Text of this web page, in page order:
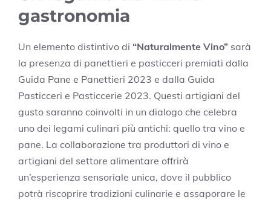
gastronomia
Un elemento distintivo di “Naturalmente Vino” sarà
la presenza di panettieri e pasticceri premiati dalla
Guida Pane e Panettieri 2023 e dalla Guida
Pasticceri e Pasticcerie 2023. Questi artigiani del
gusto saranno coinvolti in un dialogo che celebra
uno dei legami culinari più antichi: quello tra vino e
pane. La collaborazione tra produttori di vino e
artigiani del settore alimentare offrirà
un’esperienza sensoriale unica, dove il pubblico
potrà riscoprire tradizioni culinarie e assaporare le